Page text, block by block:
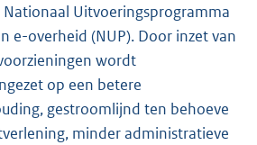
Uitvoeringsprogramma
e-overheid (NUP). Door inzet van
wordt
op een betere
gestroomlijnd ten behoeve
minder administratieve